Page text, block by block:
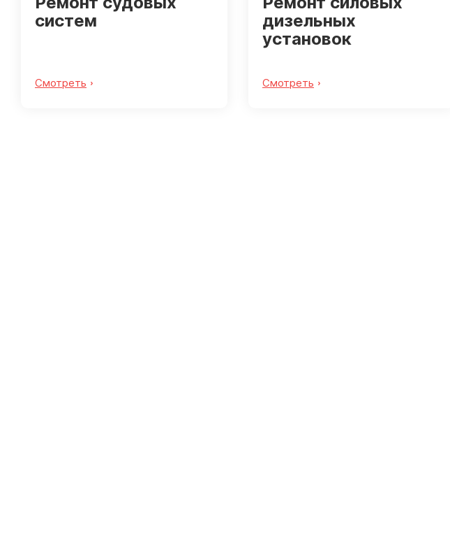
систем
Смотреть
дизельных
установок
Смотреть